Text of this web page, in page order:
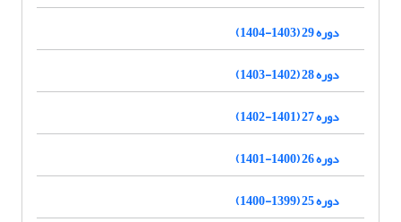
دوره 29 (1403-1404)
دوره 28 (1402-1403)
دوره 27 (1401-1402)
دوره 26 (1400-1401)
دوره 25 (1399-1400)